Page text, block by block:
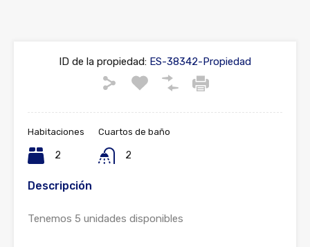
ID de la propiedad: ES-38342-Propiedad
Habitaciones
2
Cuartos de baño
2
Descripción
Tenemos 5 unidades disponibles